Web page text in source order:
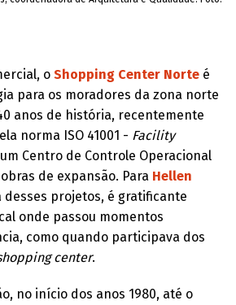
o Shopping Center Norte é
para os moradores da zona norte
anos de história, recentemente
norma ISO 41001 - Facility
Centro de Controle Operacional
de expansão. Para Hellen
desses projetos, é gratificante
onde passou momentos
como quando participava dos
center.
no início dos anos 1980, até o